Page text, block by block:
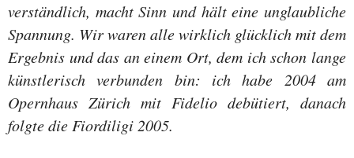
verständlich, macht Sinn und hält eine unglaubliche
Spannung. Wir waren alle wirklich glücklich mit dem
Ergebnis und das an einem Ort, dem ich schon lange
künstlerisch verbunden bin: ich habe 2004 am
Opernhaus Zürich mit Fidelio debütiert, danach
folgte die Fiordiligi 2005.